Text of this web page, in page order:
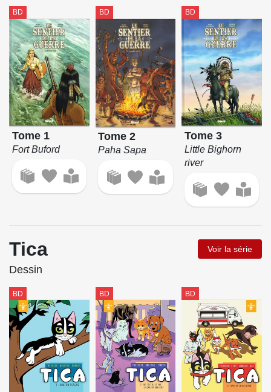
BD
Tome 1
Fort Buford
BD
Tome 2
Paha Sapa
BD
Tome 3
Little Bighorn
river
Tica Voir la série
Dessin
BD BD BD